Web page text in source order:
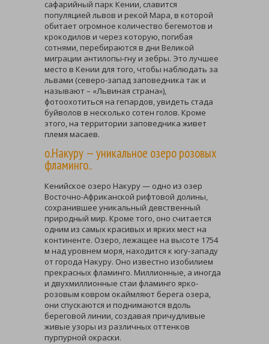
сафарийный парк Кении, славится
популяцией львов и рекой Мара, в которой
обитает огромное количество бегемотов и
крокодилов и через которую, погибая
сотнями, перебираются в дни Великой
миграции антилопы-гну и зебры. Это лучшее
место в Кении для того, чтобы наблюдать за
львами (северо-запад заповедника так и
называют – «Львиная страна»),
фотоохотиться на гепардов, увидеть стада
буйволов в несколько сотен голов. Кроме
этого, на территории заповедника живет
племя масаев.
о.Накуру — уникальное озеро розовых
фламинго..
Кенийское озеро Накуру — одно из озер
Восточно-Африканской рифтовой долины,
сохранившее уникальный девственный
природный мир. Кроме того, оно считается
одним из самых красивых и ярких мест на
континенте. Озеро, лежащее на высоте 1754
м над уровнем моря, находится к югу-западу
от города Накуру. Оно известно изобилием
прекрасных фламинго. Миллионные, а иногда
и двухмиллионные стаи фламинго ярко-
розовым ковром окаймляют берега озера,
они спускаются и поднимаются вдоль
береговой линии, создавая причудливые
живые узоры из различных оттенков
пурпурной окраски.